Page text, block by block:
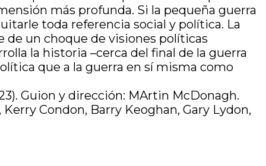
más profunda. Si la pequeña guerra
toda referencia social y política. La
de un choque de visiones políticas
la historia –cerca del final de la guerra
que a la guerra en sí misma como
Guion y dirección: MArtin McDonagh.
Condon, Barry Keoghan, Gary Lydon,